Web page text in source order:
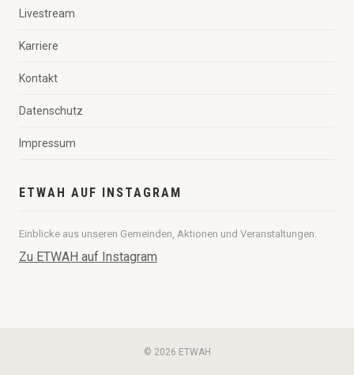
Livestream
Karriere
Kontakt
Datenschutz
Impressum
ETWAH AUF INSTAGRAM
Einblicke aus unseren Gemeinden, Aktionen und Veranstaltungen.
Zu ETWAH auf Instagram
© 2026 ETWAH